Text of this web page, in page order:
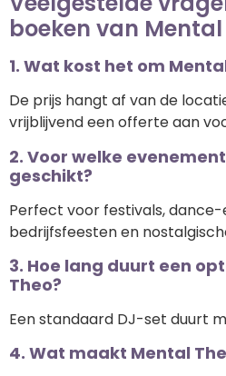
boeken van Mental
1. Wat kost het om
De prijs hangt af van de
vrijblijvend een offerte aan
2. Voor welke
geschikt?
Perfect voor festivals, dance-
bedrijfsfeesten en
3. Hoe lang duurt een
Theo?
Een standaard DJ-set duurt
4. Wat maakt Mental